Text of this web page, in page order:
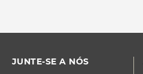
JUNTE-SE A NÓS